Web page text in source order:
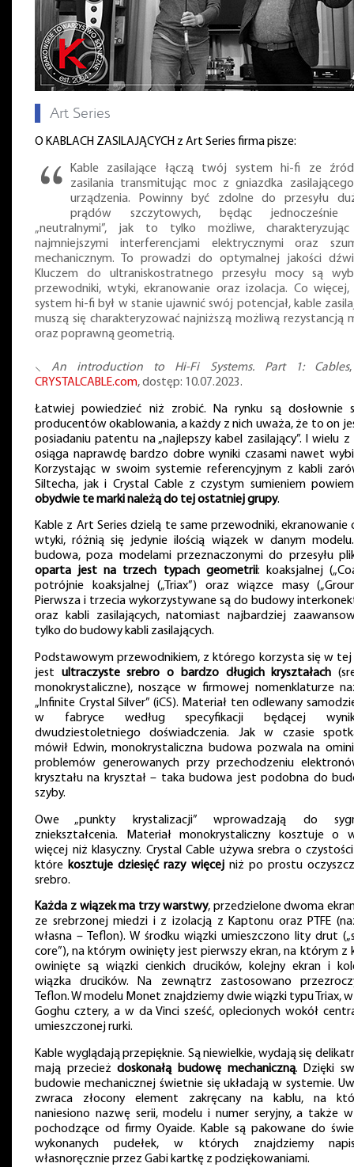
Art Series
O KABLACH ZASILAJĄCYCH z Art Series firma pisze:
Kable zasilające łączą twój system hi-fi ze
zasilania transmitując moc z gniazdka
urządzenia. Powinny być zdolne do przesyłu
prądów szczytowych, będąc jednocześnie
„neutralnymi”, jak to tylko możliwe,
najmniejszymi interferencjami elektrycznymi oraz
mechanicznym. To prowadzi do optymalnej jakości
Kluczem do ultraniskostratnego przesyłu mocy są
przewodniki, wtyki, ekranowanie oraz izolacja. Co więcej,
system hi-fi był w stanie ujawnić swój potencjał, kable
muszą się charakteryzować najniższą możliwą rezystancją
oraz poprawną geometrią.
⸜An introduction to Hi-Fi Systems. Part 1: Cables
CRYSTALCABLE.com, dostęp: 10.07.2023.
Łatwiej powiedzieć niż zrobić. Na rynku są dosłownie
producentów okablowania, a każdy z nich uważa, że to on
posiadaniu patentu na „najlepszy kabel zasilający”. I wielu z
osiąga naprawdę bardzo dobre wyniki czasami nawet
Korzystając w swoim systemie referencyjnym z kabli
Siltecha, jak i Crystal Cable z czystym sumieniem
obydwie te marki należą do tej ostatniej grupy.
Kable z Art Series dzielą te same przewodniki, ekranowanie
wtyki, różnią się jedynie ilością wiązek w danym
budowa, poza modelami przeznaczonymi do przesyłu
oparta jest na trzech typach geometrii: koaksjalnej
potrójnie koaksjalnej („Triax”) oraz wiązce masy
Pierwsza i trzecia wykorzystywane są do budowy
oraz kabli zasilających, natomiast najbardziej
tylko do budowy kabli zasilających.
Podstawowym przewodnikiem, z którego korzysta się w tej
jest ultraczyste srebro o bardzo długich kryształach
monokrystaliczne), noszące w firmowej nomenklaturze
„Infinite Crystal Silver” (iCS). Materiał ten odlewany
w fabryce według specyfikacji będącej
dwudziestoletniego doświadczenia. Jak w czasie
mówił Edwin, monokrystaliczna budowa pozwala na
problemów generowanych przy przechodzeniu
kryształu na kryształ – taka budowa jest podobna do
szyby.
Owe „punkty krystalizacji” wprowadzają do
zniekształcenia. Materiał monokrystaliczny kosztuje o
więcej niż klasyczny. Crystal Cable używa srebra o
które kosztuje dziesięć razy więcejniż po prostu
srebro.
Każda z wiązek ma trzy warstwy, przedzielone dwoma
ze srebrzonej miedzi i z izolacją z Kaptonu oraz PTFE
własna – Teflon). W środku wiązki umieszczono lity drut
core”), na którym owinięty jest pierwszy ekran, na którym z
owinięte są wiązki cienkich drucików, kolejny ekran i
wiązka drucików. Na zewnątrz zastosowano
Teflon. W modelu Monet znajdziemy dwie wiązki typu Triax,
Goghu cztery, a w da Vinci sześć, oplecionych wokół
umieszczonej rurki.
Kable wyglądają przepięknie. Są niewielkie, wydają się
mają przecieżdoskonałą budowę mechaniczną. Dzięki
budowie mechanicznej świetnie się układają w systemie.
zwraca złocony element zakręcany na kablu, na
naniesiono nazwę serii, modelu i numer seryjny, a także
pochodzące od firmy Oyaide. Kable są pakowane do
wykonanych pudełek, w których znajdziemy
własnoręcznie przez Gabi kartkę z podziękowaniami.